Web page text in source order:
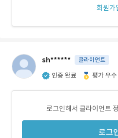
회원가
sh****** 클라이언트
인증 완료 평가 우수
로그인해서 클라이언트
로그